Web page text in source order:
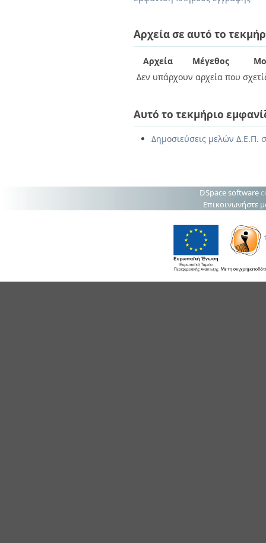
Αρχεία σε αυτό το
Αρχεία Μέγεθος
Δεν υπάρχουν αρχεία που
Αυτό το τεκμήριο
Δημοσιεύσεις μελών Δ.Ε.Π.
DSpace software
Επικοινωνήστε